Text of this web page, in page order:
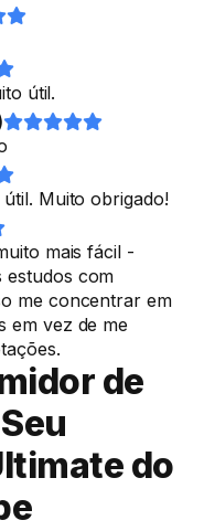


útil.


Muito obrigado!
mais fácil -
estudos com
me concentrar em
em vez de me
de
do